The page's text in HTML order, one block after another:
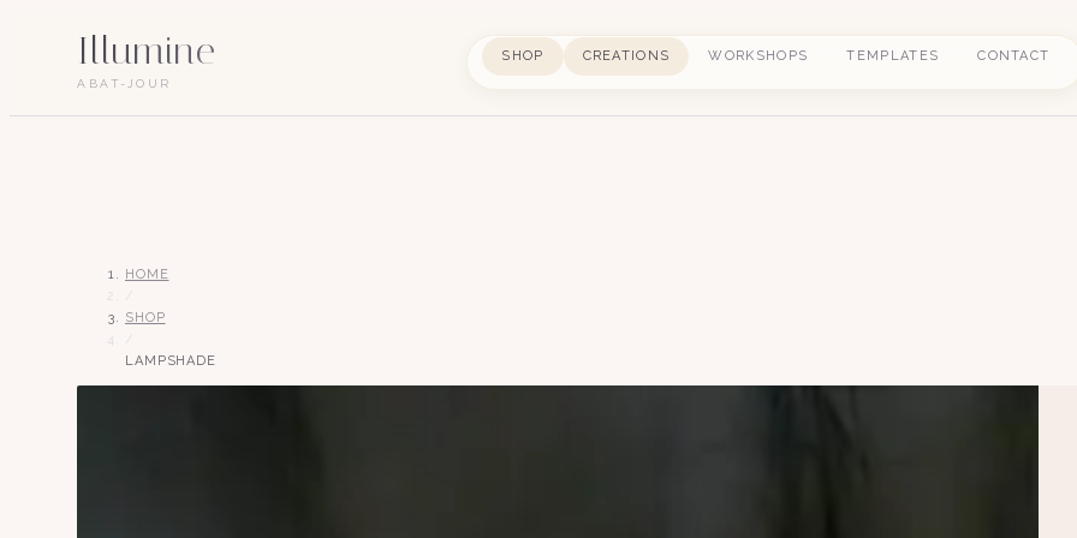
Illumine
ABAT-JOUR
SHOP CREATIONS WORKSHOPS TEMPLATES CONTACT
HOME
SHOP
LAMPSHADE